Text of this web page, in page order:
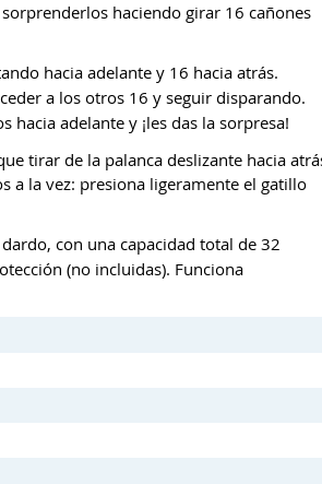
haciendo girar 16 cañones
hacia adelante y 16 hacia atrás.
a los otros 16 y seguir disparando.
hacia adelante y ¡les das la sorpresa!
tirar de la palanca deslizante hacia
a la vez: presiona ligeramente el gatillo
con una capacidad total de 32
(no incluidas). Funciona